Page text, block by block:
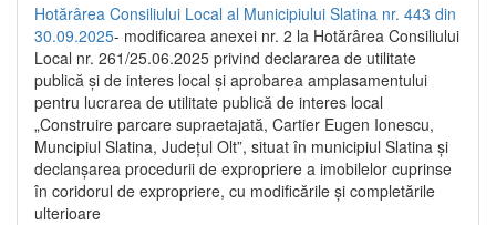
Hotărârea Consiliului Local al Municipiului Slatina nr. 443 din
30.09.2025- modificarea anexei nr. 2 la Hotărârea Consiliului
Local nr. 261/25.06.2025 privind declararea de utilitate
publică şi de interes local şi aprobarea amplasamentului
pentru lucrarea de utilitate publică de interes local
„Construire parcare supraetajată, Cartier Eugen Ionescu,
Muncipiul Slatina, Judeţul Olt”, situat în municipiul Slatina şi
declanşarea procedurii de expropriere a imobilelor cuprinse
în coridorul de expropriere, cu modificările şi completările
ulterioare